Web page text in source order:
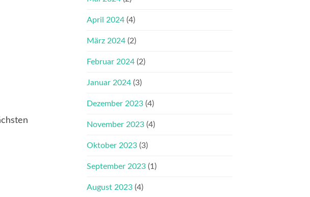
April 2024 (4)
März 2024 (2)
Februar 2024 (2)
Januar 2024 (3)
Dezember 2023 (4)
November 2023 (4)
Oktober 2023 (3)
September 2023 (1)
August 2023 (4)